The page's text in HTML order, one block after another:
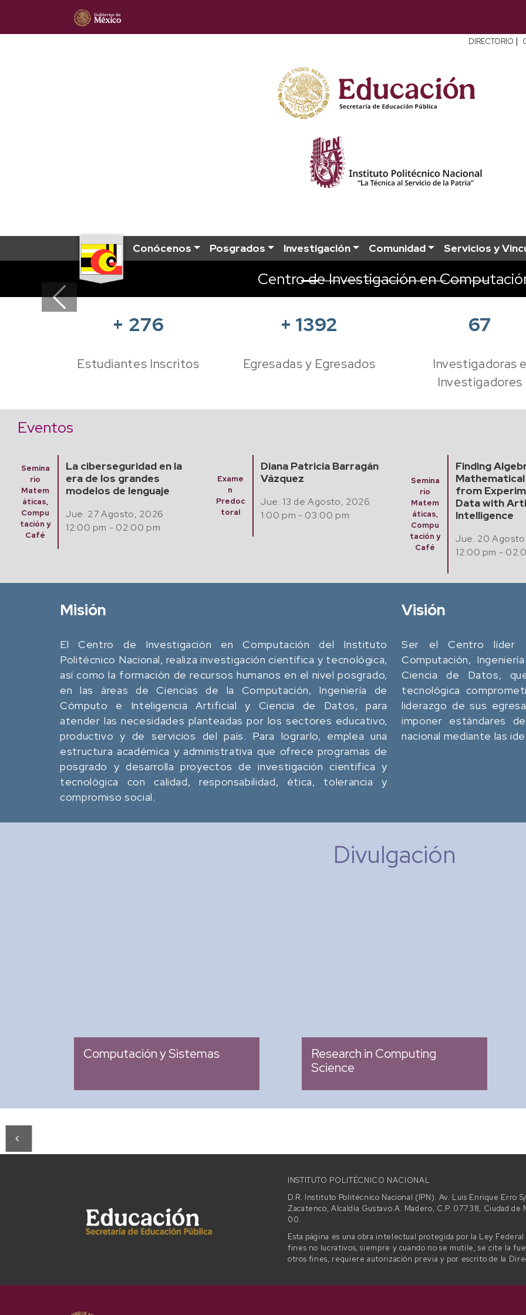
DIRECTORIO |
Conócenos Posgrados Investigación Comunidad Servicios y
Centro de Investigación en
Previous
+ 276
Estudiantes Inscritos
+1392
Egresadas y Egresados
67
Investigadoras e
Investigadores
Eventos
Semina
rio
Matem
áticas,
Compu
tación y
Café
La ciberseguridad en la
era de los grandes
modelos de lenguaje
Jue. 27 Agosto, 2026
12:00 pm - 02:00 pm
Exame
n
Predoc
toral
Diana Patricia Barragán
Vázquez
Jue. 13 de Agosto, 2026
1:00 pm - 03:00 pm
Semina
rio
Matem
áticas,
Compu
tación y
Café
Finding
from
Data with
Intelligence
Jue. 20
12:00 pm -
Misión
El Centro de Investigación en Computación del Instituto
Politécnico Nacional, realiza investigación científica y tecnológica,
así como la formación de recursos humanos en el nivel posgrado,
en las áreas de Ciencias de la Computación, Ingeniería de
Cómputo e Inteligencia Artificial y Ciencia de Datos, para
atender las necesidades planteadas por los sectores educativo,
productivo y de servicios del país. Para lograrlo, emplea una
estructura académica y administrativa que ofrece programas de
posgrado y desarrolla proyectos de investigación científica y
tecnológica con calidad, responsabilidad, ética, tolerancia y
compromiso social.
Visión
Ser el Centro líder
Computación,
Ciencia de Datos,
tecnológica
liderazgo de sus
imponer estándares
nacional mediante las
Divulgación
Computación y Sistemas
Research in Computing
Science
INSTITUTO POLITÉCNICO NACIONAL
D.R. Instituto Politécnico Nacional (IPN). Av. Luis Enrique Erro
Zacatenco, Alcaldía Gustavo A. Madero, C.P. 07738, Ciudad
00.
Esta página es una obra intelectual protegida por la Ley
fines no lucrativos, siempre y cuando no se mutile, se cite la
otros fines, requiere autorización previa y por escrito de la